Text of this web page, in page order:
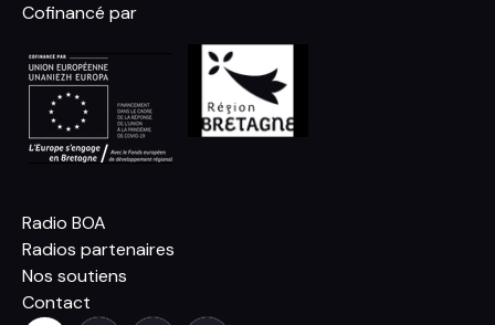
Cofinancé par
Radio BOA
Radios partenaires
Nos soutiens
Contact